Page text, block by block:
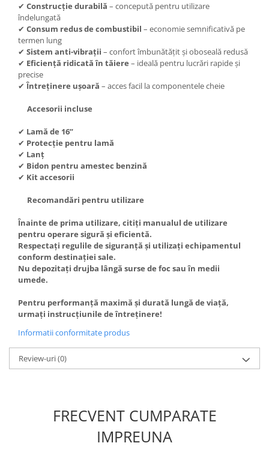
Acumulatori si Incarcatoare
Baros / Ciocan / Topor
Burghie
Cantare
Centuri/chingi
Chei fixe
Colier / Faseta
Consumabile motofierastrau
drujba
Discuri motocoasa
Diverse
Feronerie si accesorii
Fierastraie manuale
Fire motocoasa
Flexuri si Polizoare
Hranitoare/ Adapatoare
Masca de sudura & accesori
✔ Construcție durabilă – concepută pentru utilizare
îndelungată
✔ Consum redus de combustibil – economie semnificativă pe
termen lung
✔ Sistem anti-vibrații – confort îmbunătățit și oboseală redusă
✔ Eficiență ridicată în tăiere – ideală pentru lucrări rapide și
precise
✔Întreținere ușoară – acces facil la componentele cheie
Accesorii incluse
✔ Lamă de 16”
✔ Protecție pentru lamă
✔ Lanț
✔ Bidon pentru amestec benzină
✔ Kit accesorii
Recomandări pentru utilizare
Înainte de prima utilizare, citiți manualul de utilizare
pentru operare sigură și eficientă.
Respectați regulile de siguranță și utilizați echipamentul
conform destinației sale.
Nu depozitați drujba lângă surse de foc sau în medii
umede.
Pentru performanță maximă și durată lungă de viață,
urmați instrucțiunile de întreținere!
Informatii conformitate produs
Review-uri(0)
FRECVENT CUMPARATE
IMPREUNA